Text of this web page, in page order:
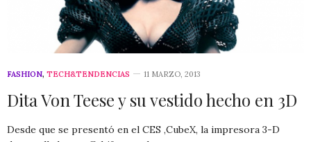
FASHION, TECH&TENDENCIAS 11 MARZO, 2013
Dita Von Teese y su vestido hecho en 3D
Desde que se presentó en el CES ,CubeX, la impresora 3-D